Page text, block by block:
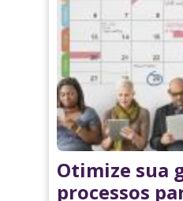
Otimize sua
processos